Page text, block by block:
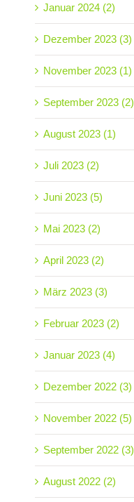
Januar 2024 (2)
Dezember 2023 (3)
November 2023 (1)
September 2023 (2)
August 2023 (1)
Juli 2023 (2)
Juni 2023 (5)
Mai 2023 (2)
April 2023 (2)
März 2023 (3)
Februar 2023 (2)
Januar 2023 (4)
Dezember 2022 (3)
November 2022 (5)
September 2022 (3)
August 2022 (2)